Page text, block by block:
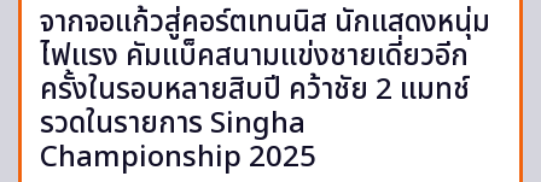
จากจอแก้วสู่คอร์ตเทนนิส นักแสดงหนุ่ม
ไฟแรง คัมแบ็คสนามแข่งชายเดี่ยวอีก
ครั้งในรอบหลายสิบปี คว้าชัย 2 แมทช์
รวดในรายการ Singha
Championship 2025